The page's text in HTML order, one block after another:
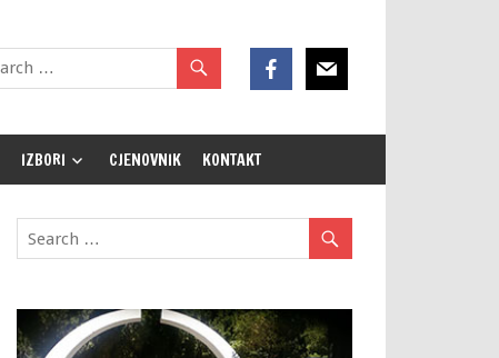
IZBORI CJENOVNIK KONTAKT